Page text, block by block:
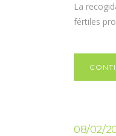
La
fértiles
08/02/